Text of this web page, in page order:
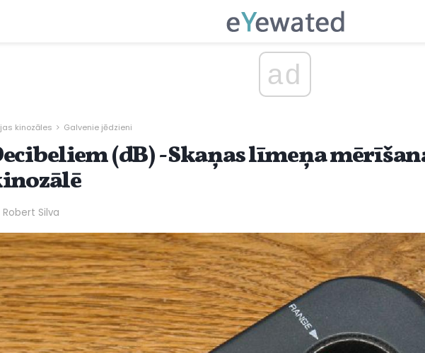
ad
kinozāles Galvenie jēdzieni
(dB) - Skaņas līmeņa
Robert Silva